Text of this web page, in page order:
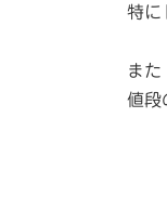
特に
また
値段